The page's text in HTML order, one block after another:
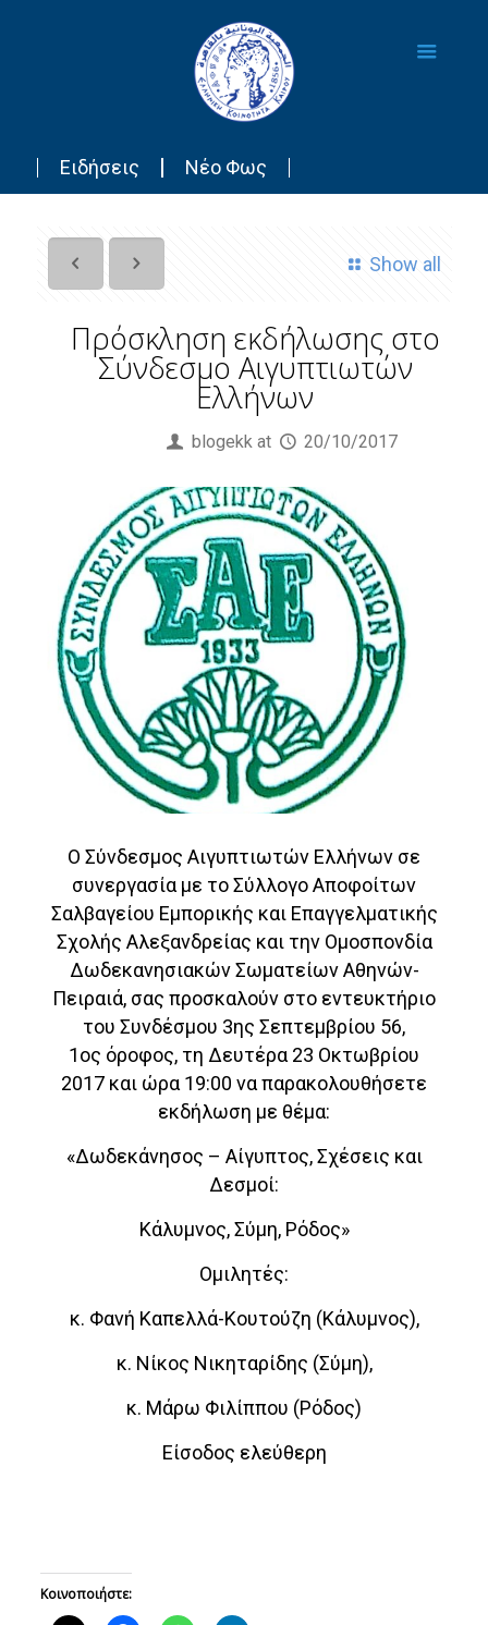
Ειδήσεις Νέο Φως
Show all
Πρόσκληση εκδήλωσης στο
Σύνδεσμο Αιγυπτιωτών
Ελλήνων
blogekk at 20/10/2017
Ο Σύνδεσμος Αιγυπτιωτών Ελλήνων σε
συνεργασία με το Σύλλογο Αποφοίτων
Σαλβαγείου Εμπορικής και Επαγγελματικής
Σχολής Αλεξανδρείας και την Ομοσπονδία
Δωδεκανησιακών Σωματείων Αθηνών-
Πειραιά, σας προσκαλούν στο εντευκτήριο
του Συνδέσμου 3ης Σεπτεμβρίου 56,
1ος όροφος, τη Δευτέρα 23 Οκτωβρίου
2017 και ώρα 19:00 να παρακολουθήσετε
εκδήλωση με θέμα:
«Δωδεκάνησος – Αίγυπτος, Σχέσεις και
Δεσμοί:
Κάλυμνος, Σύμη, Ρόδος»
Ομιλητές:
κ. Φανή Καπελλά-Κουτούζη (Κάλυμνος),
κ. Νίκος Νικηταρίδης (Σύμη),
κ. Μάρω Φιλίππου (Ρόδος)
Είσοδος ελεύθερη
Κοινοποιήστε: